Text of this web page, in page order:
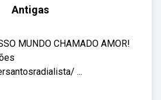
Antigas
MUNDO CHAMADO AMOR!
...